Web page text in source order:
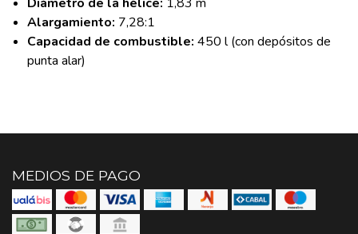
Alargamiento: 7,28:1
Capacidad de combustible: 450 l (con depósitos de
punta alar)
MEDIOS DE PAGO